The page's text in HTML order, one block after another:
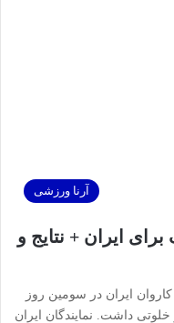
آرنا ورزشی
ایران + نتایج و
ایران در سومین روز
پاریس روز خلوتی داشت. نمایندگان ایران